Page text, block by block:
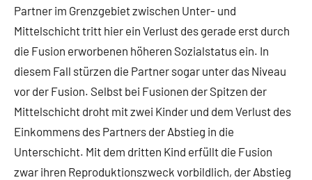
Partner im Grenzgebiet zwischen Unter- und
Mittelschicht tritt hier ein Verlust des gerade erst durch
die Fusion erworbenen höheren Sozialstatus ein. In
diesem Fall stürzen die Partner sogar unter das Niveau
vor der Fusion. Selbst bei Fusionen der Spitzen der
Mittelschicht droht mit zwei Kinder und dem Verlust des
Einkommens des Partners der Abstieg in die
Unterschicht. Mit dem dritten Kind erfüllt die Fusion
zwar ihren Reproduktionszweck vorbildlich, der Abstieg